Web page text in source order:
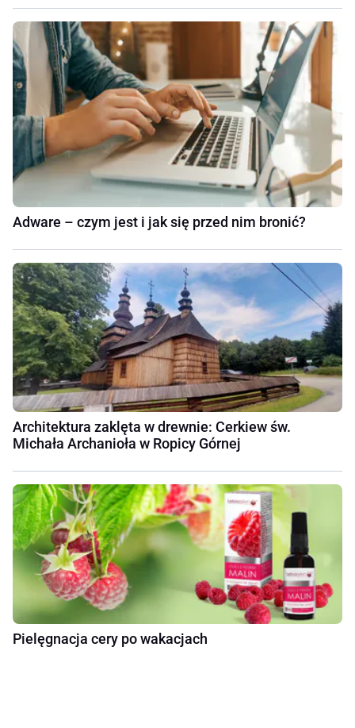
Adware – czym jest i jak się przed nim bronić?
Architektura zaklęta w drewnie: Cerkiew św.
Michała Archanioła w Ropicy Górnej
Pielęgnacja cery po wakacjach